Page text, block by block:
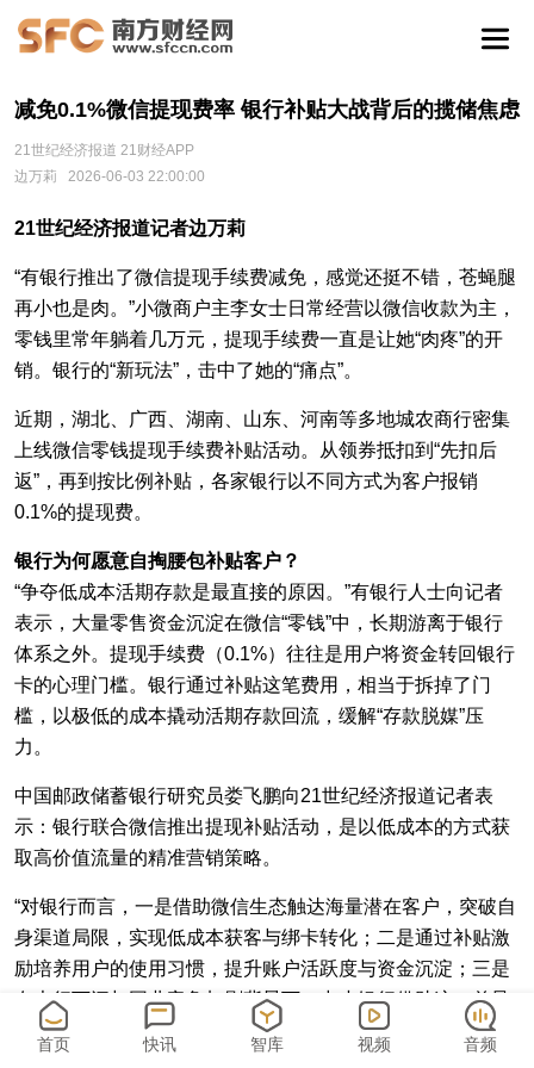
减免0.1%微信提现费率 银行补贴大战背后的揽储焦虑
21世纪经济报道 21财经APP
边万莉
2026-06-03 22:00:00
21世纪经济报道记者边万莉
“有银行推出了微信提现手续费减免，感觉还挺不错，苍蝇腿
再小也是肉。”小微商户主李女士日常经营以微信收款为主，
零钱里常年躺着几万元，提现手续费一直是让她“肉疼”的开
销。银行的“新玩法”，击中了她的“痛点”。
近期，湖北、广西、湖南、山东、河南等多地城农商行密集
上线微信零钱提现手续费补贴活动。从领券抵扣到“先扣后
返”，再到按比例补贴，各家银行以不同方式为客户报销
0.1%的提现费。
银行为何愿意自掏腰包补贴客户？
“争夺低成本活期存款是最直接的原因。”有银行人士向记者
表示，大量零售资金沉淀在微信“零钱”中，长期游离于银行
体系之外。提现手续费（0.1%）往往是用户将资金转回银行
卡的心理门槛。银行通过补贴这笔费用，相当于拆掉了门
槛，以极低的成本撬动活期存款回流，缓解“存款脱媒”压
力。
中国邮政储蓄银行研究员娄飞鹏向21世纪经济报道记者表
示：银行联合微信推出提现补贴活动，是以低成本的方式获
取高价值流量的精准营销策略。
“对银行而言，一是借助微信生态触达海量潜在客户，突破自
身渠道局限，实现低成本获客与绑卡转化；二是通过补贴激
励培养用户的使用习惯，提升账户活跃度与资金沉淀；三是
在大行下沉与同业竞争加剧背景下，中小银行借助这一差异
化手段抢占移动支付入口，增强客户黏性。”娄飞鹏分析道。
首页 快讯 智库 视频 音频